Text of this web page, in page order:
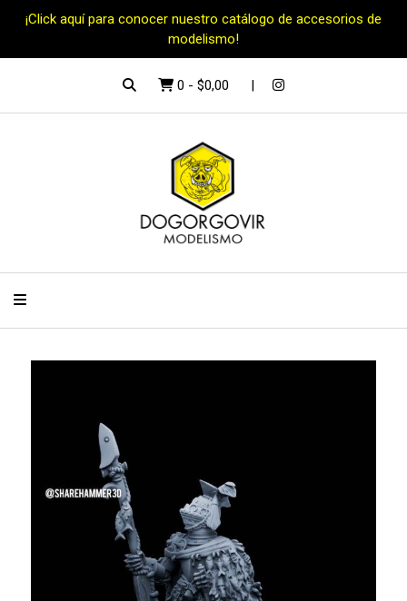
¡Click aquí para conocer nuestro catálogo de accesorios de
modelismo!
0 - $0,00